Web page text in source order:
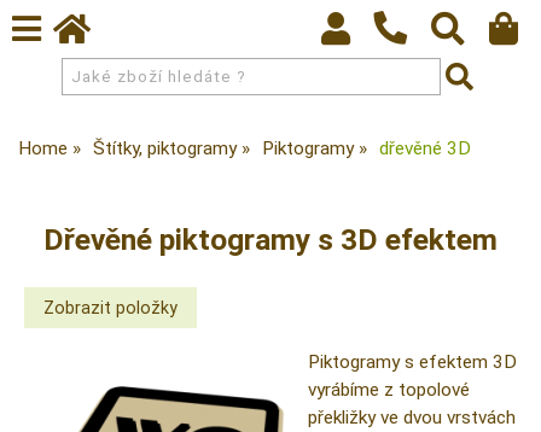
Home Štítky, piktogramy Piktogramy dřevěné 3D
Dřevěné piktogramy s 3D efektem
Piktogramy s efektem 3D
vyrábíme z topolové
překližky ve dvou vrstvách